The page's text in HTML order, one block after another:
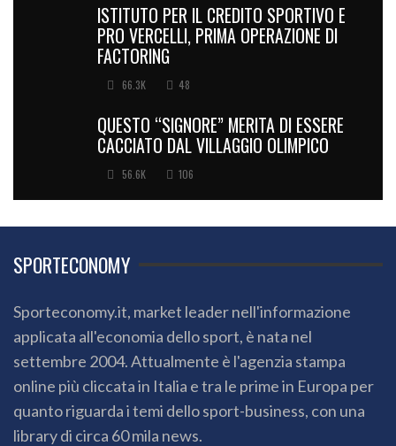
ISTITUTO PER IL CREDITO SPORTIVO E
PRO VERCELLI, PRIMA OPERAZIONE DI
FACTORING
66.3K 48
QUESTO “SIGNORE” MERITA DI ESSERE
CACCIATO DAL VILLAGGIO OLIMPICO
56.6K 106
SPORTECONOMY
Sporteconomy.it, market leader nell'informazione
applicata all'economia dello sport, è nata nel
settembre 2004. Attualmente è l'agenzia stampa
online più cliccata in Italia e tra le prime in Europa per
quanto riguarda i temi dello sport-business, con una
library di circa 60 mila news.